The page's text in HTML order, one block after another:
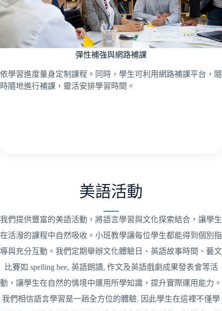
彈性補強與網路補課
依學習進度量身定制課程。同時，學生可利用網路補課平台，隨
時隨地進行補課，靈活安排學習時間。
美語活動
我們提供豐富的美語活動，將語言學習與文化探索結合，讓學生
在活潑的課程中自然吸收。小班教學讓每位學生都能得到個別指
導與充分互動。我們定期舉辦文化體驗日、英語故事時間、藝文
比賽如 spelling bee, 英語朗讀, 作文及英語戲劇成果發表會等活
動，讓學生在自然的情境中運用所學知識，提升實際運用能力。
我們相信語言學習是一趟全方位的體驗. 因此學生在這裡不僅學